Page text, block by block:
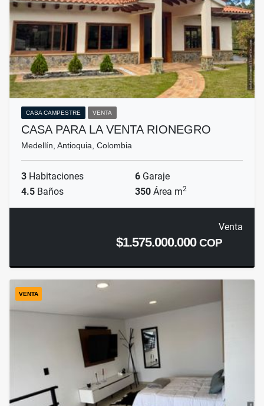
CASA CAMPESTRE VENTA
CASA PARA LA VENTA RIONEGRO
Medellín, Antioquia, Colombia
3 Habitaciones 6 Garaje
4.5 Baños 350 Área m2
Venta
$1.575.000.000COP
VENTA